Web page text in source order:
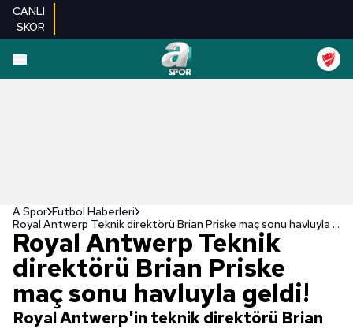
CANLI
SKOR
A Spor Futbol Haberleri
Royal Antwerp Teknik direktörü Brian Priske maç sonu havluyla geldi!
Royal Antwerp Teknik
direktörü Brian Priske
maç sonu havluyla geldi!
Royal Antwerp'in teknik direktörü Brian